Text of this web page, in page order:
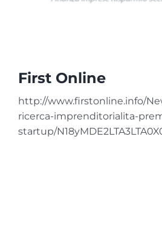
First Online
http://www.firstonline.info/
ricerca-imprenditorialita-
startup/